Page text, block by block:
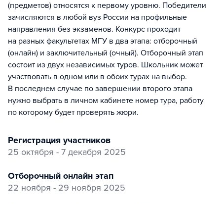
(предметов) относятся к первому уровню. Победители
зачисляются в любой вуз России на профильные
направления без экзаменов. Конкурс проходит
на разных факультетах МГУ в два этапа: отборочный
(онлайн) и заключительный (очный). Отборочный этап
состоит из двух независимых туров. Школьник может
участвовать в одном или в обоих турах на выбор.
В последнем случае по завершении второго этапа
нужно выбрать в личном кабинете номер тура, работу
по которому будет проверять жюри.
регистрация участников
25 октября - 7 декабря 2025
отборочный онлайн этап
22 ноября - 29 ноября 2025